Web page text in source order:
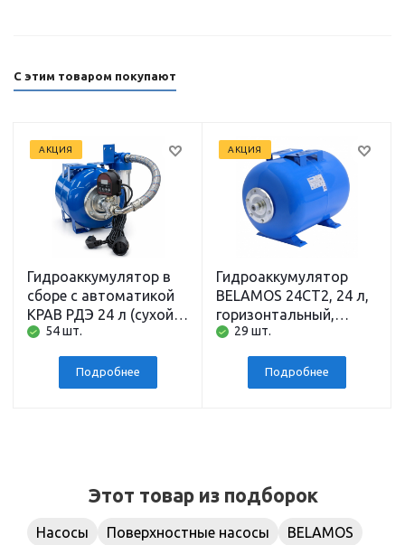
С этим товаром покупают
АКЦИЯ
Гидроаккумулятор в
сборе с автоматикой
КРАВ РДЭ 24 л (сухой
ход, давление, фильтр,
гидробак)
54 шт.
Подробнее
АКЦИЯ
Гидроаккумулятор
BELAMOS 24CT2, 24 л,
горизонтальный,
подключение 1 дюйм
29 шт.
Подробнее
Этот товар из подборок
Насосы Поверхностные насосы BELAMOS